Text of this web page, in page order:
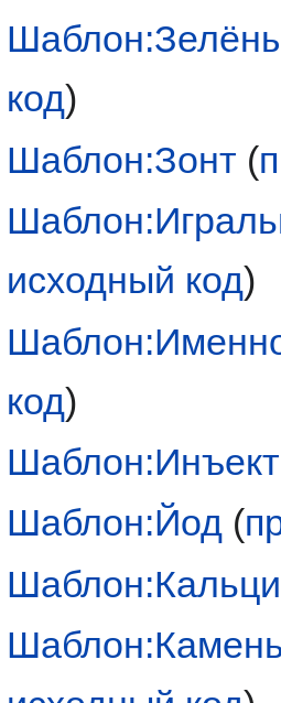
код)
Шаблон:Зонт (
исходный код)
код)
Шаблон:Йод (